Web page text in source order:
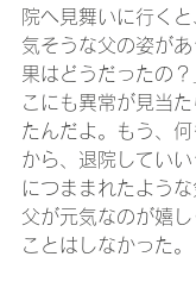
院へ見舞いに行く
気そうな父の姿が
果はどうだったの
こにも異常が見当
たんだよ。もう、
から、退院してい
につままれたような
父が元気なのが嬉
ことはしなかった。